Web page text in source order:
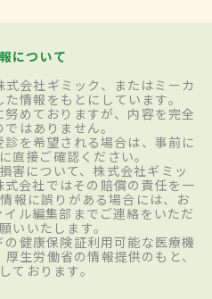
について
会社ギミック、またはミーカ
情報をもとにしています。
めておりますが、内容を完全
はありません。
を希望される場合は、事前に
直接ご確認ください。
害について、株式会社ギミッ
会社ではその賠償の責任を一
報に誤りがある場合には、お
ル編集部までご連絡をいただ
いいたします。
健康保険証利用可能な医療機
生労働省の情報提供のもと、
ております。